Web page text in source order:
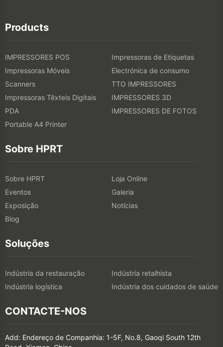
Products
IMPRESSORES POS
Impressoras de Etiquetas
Impressoras Móveis
Electrónica de consumo
Scanners
TTO IMPRESSORES
Impressoras Têxteis Digitais
IMPRESSORES 3D
PDA
IMPRESSORES DE FOTOS
Portable A4 Printer
Sobre HPRT
Sobre HPRT
Loja Online
Eventos
Galeria
Exposição
Notícias
Blog
Soluções
Indústria da restauração
Indústria retalhista
Indústria logística
Indústria dos cuidados de saúde
CONTACTE-NOS
Add: Endereço de Companhia: 1-5F, No.8, Gaoqi South 12th